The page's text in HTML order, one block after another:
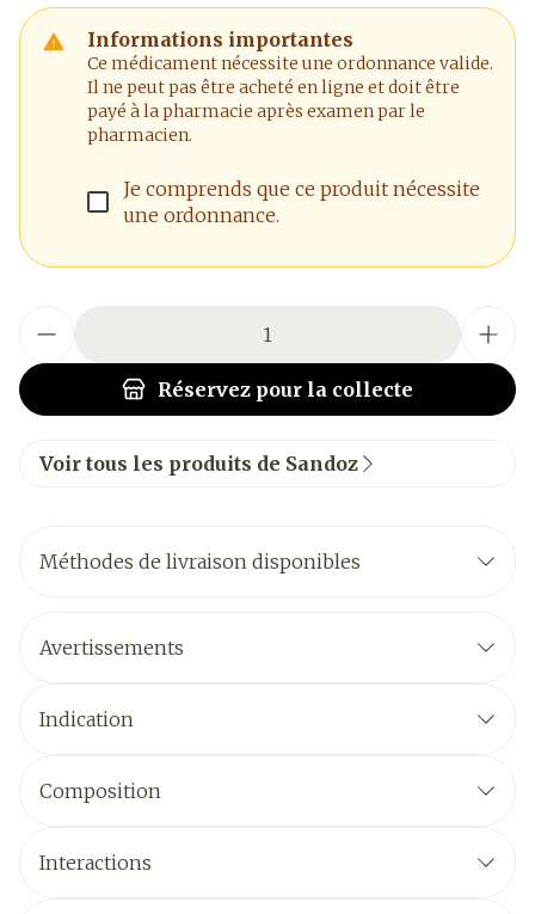
Informations importantes
Ce médicament nécessite une ordonnance valide.
Il ne peut pas être acheté en ligne et doit être
payé à la pharmacie après examen par le
pharmacien.
Je comprends que ce produit nécessite
une ordonnance.
Réservez pour la collecte
Voir tous les produits de Sandoz
Méthodes de livraison disponibles
Avertissements
Indication
Composition
Interactions